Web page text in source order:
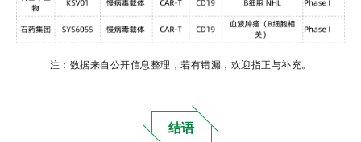
注：数据来自公开信息整理，若有错漏，欢迎指正与补充。
结语